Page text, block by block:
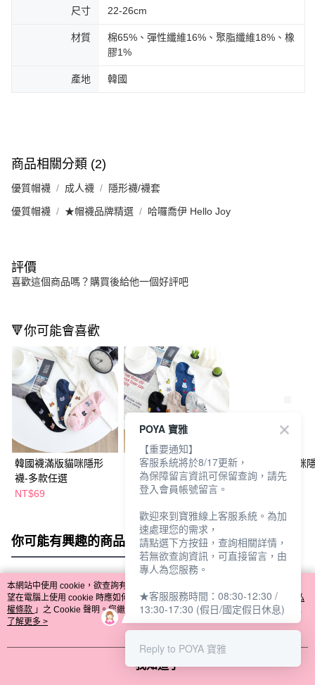
尺寸 22-26cm
材質
棉65%、彈性纖維16%、聚脂纖維18%、橡
膠1%
產地 韓國
商品相關分類 (2)
優質帽襪 成人襪 隱形襪/襪套
優質帽襪 ★帽襪品牌精選 哈囉喬伊 Hello Joy
評價
喜歡這個商品嗎？購買後給他一個好評吧
🔻你可能會喜歡
韓國襪滿版貓咪隱形
襪-多款任選
NT$69
韓國襪動物水果小圖隱
形襪-多款任選
NT$69
韓國襪大頭貓咪
襪-多款任選
你可能有興趣的商品 全站排行
熱門標籤
本網站中使用 cookie，欲查詢有關本網站使用 cookie 方式之詳情，及若您不希
望在電腦上使用 cookie 時應如何變更電腦的 cookie 設定，請參閱本網站「
隱私
權條款 」之 Cookie 聲明。您繼續使用本網站即表示您同意本公司得按本網站使
用條款之 Cookie 聲明使用 cookie。
了解更多 >
我知道了
POYA 寶雅
【重要通知】
客服系統將於8/17更新，
為保障留言資訊可保留查詢，請先
登入會員帳號留言。
歡迎來到寶雅線上客服系統。為加
速處理您的需求，
請點選下方按鈕，查詢相關詳情，
若無欲查詢資訊，可直接留言，由
專人為您服務。
★客服服務時間：08:30-12:30 /
13:30-17:30 (假日/國定假日休息)
Reply to POYA 寶雅